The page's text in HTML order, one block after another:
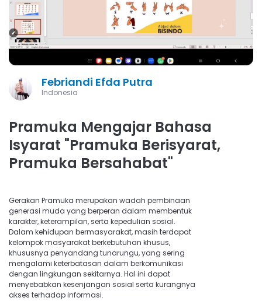
Febriandi Efda Putra
Indonesia
Pramuka Mengajar Bahasa
Isyarat "Pramuka Berisyarat,
Pramuka Bersahabat"
Gerakan Pramuka merupakan wadah pembinaan
generasi muda yang berperan dalam membentuk
karakter, keterampilan, serta kepedulian sosial.
Dalam kehidupan bermasyarakat, masih terdapat
kelompok masyarakat berkebutuhan khusus,
khususnya penyandang tunarungu, yang sering
mengalami keterbatasan dalam berkomunikasi
dengan lingkungan sekitarnya. Hal ini dapat
menyebabkan kesenjangan sosial serta kurangnya
akses terhadap informasi.